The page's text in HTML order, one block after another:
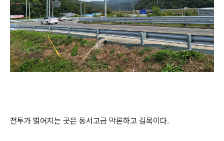
전투가 벌어지는 곳은 동서고금 막론하고 길목이다.